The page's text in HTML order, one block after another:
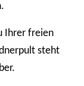
Ihrer freien
steht